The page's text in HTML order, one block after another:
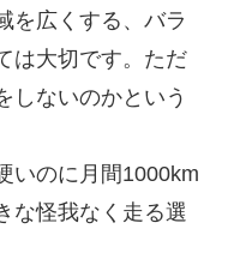
を広くする、バラ
は大切です。ただ
しないのかという
いのに月間1000km
な怪我なく走る選